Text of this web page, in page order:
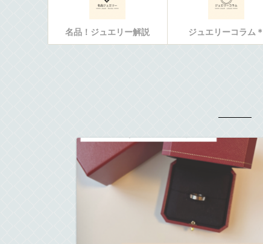
名品！ジュエリー解説 ジュエリーコラム＊